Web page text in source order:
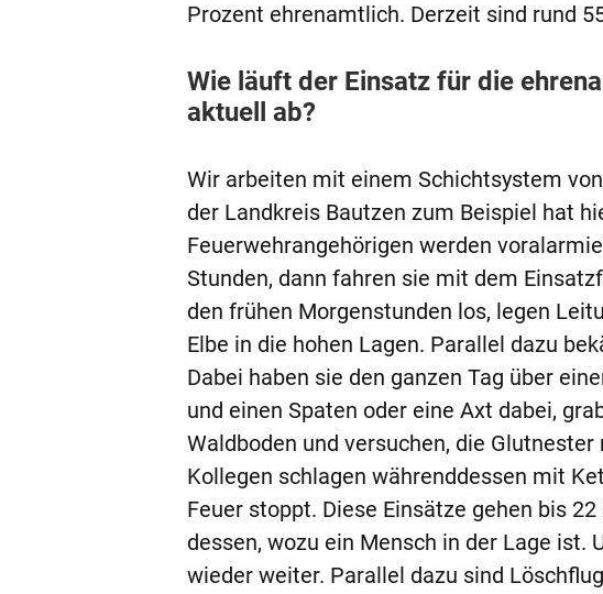
Prozent ehrenamtlich. Derzeit sind rund
Wie läuft der Einsatz für die
aktuell ab?
Wir arbeiten mit einem Schichtsystem
der Landkreis Bautzen zum Beispiel hat
Feuerwehrangehörigen werden
Stunden, dann fahren sie mit dem
den frühen Morgenstunden los, legen
Elbe in die hohen Lagen. Parallel dazu
Dabei haben sie den ganzen Tag über
und einen Spaten oder eine Axt dabei,
Waldboden und versuchen, die
Kollegen schlagen währenddessen mit
Feuer stoppt. Diese Einsätze gehen bis
dessen, wozu ein Mensch in der Lage ist.
wieder weiter. Parallel dazu sind